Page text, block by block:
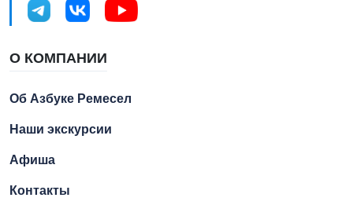
О КОМПАНИИ
Об Азбуке Ремесел
Наши экскурсии
Афиша
Контакты